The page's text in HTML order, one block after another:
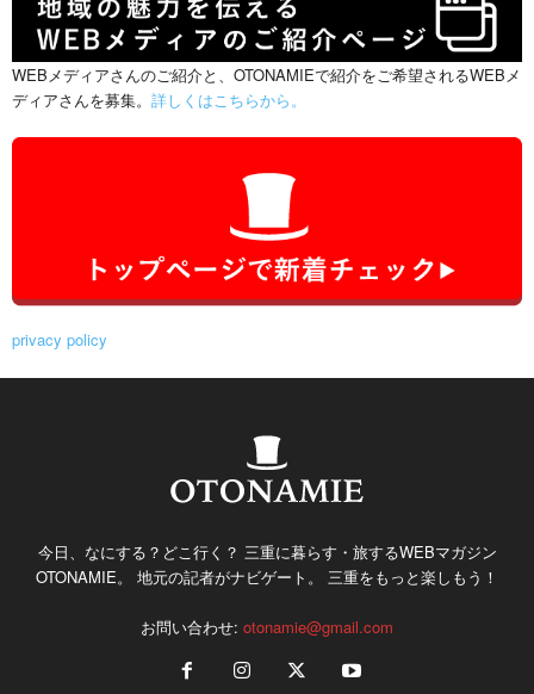
WEBメディアさんのご紹介と、OTONAMIEで紹介をご希望されるWEBメ
ディアさんを募集。 詳しくはこちらから。
privacy policy
今日、なにする？どこ行く？ 三重に暮らす・旅するWEBマガジン
OTONAMIE。 地元の記者がナビゲート。 三重をもっと楽しもう！
お問い合わせ: otonamie@gmail.com